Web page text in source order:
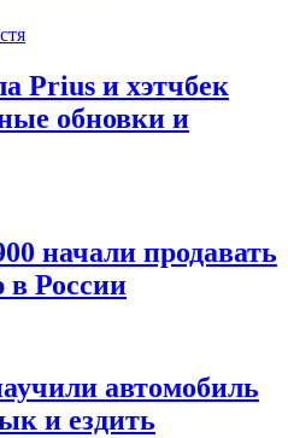
Prius и хэтчбек
обновки и
начали продавать
в России
автомобиль
и ездить